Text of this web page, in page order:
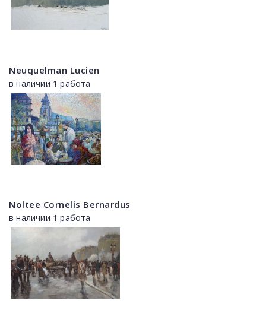
Neuquelman Lucien
в наличии 1 работа
Noltee Cornelis Bernardus
в наличии 1 работа